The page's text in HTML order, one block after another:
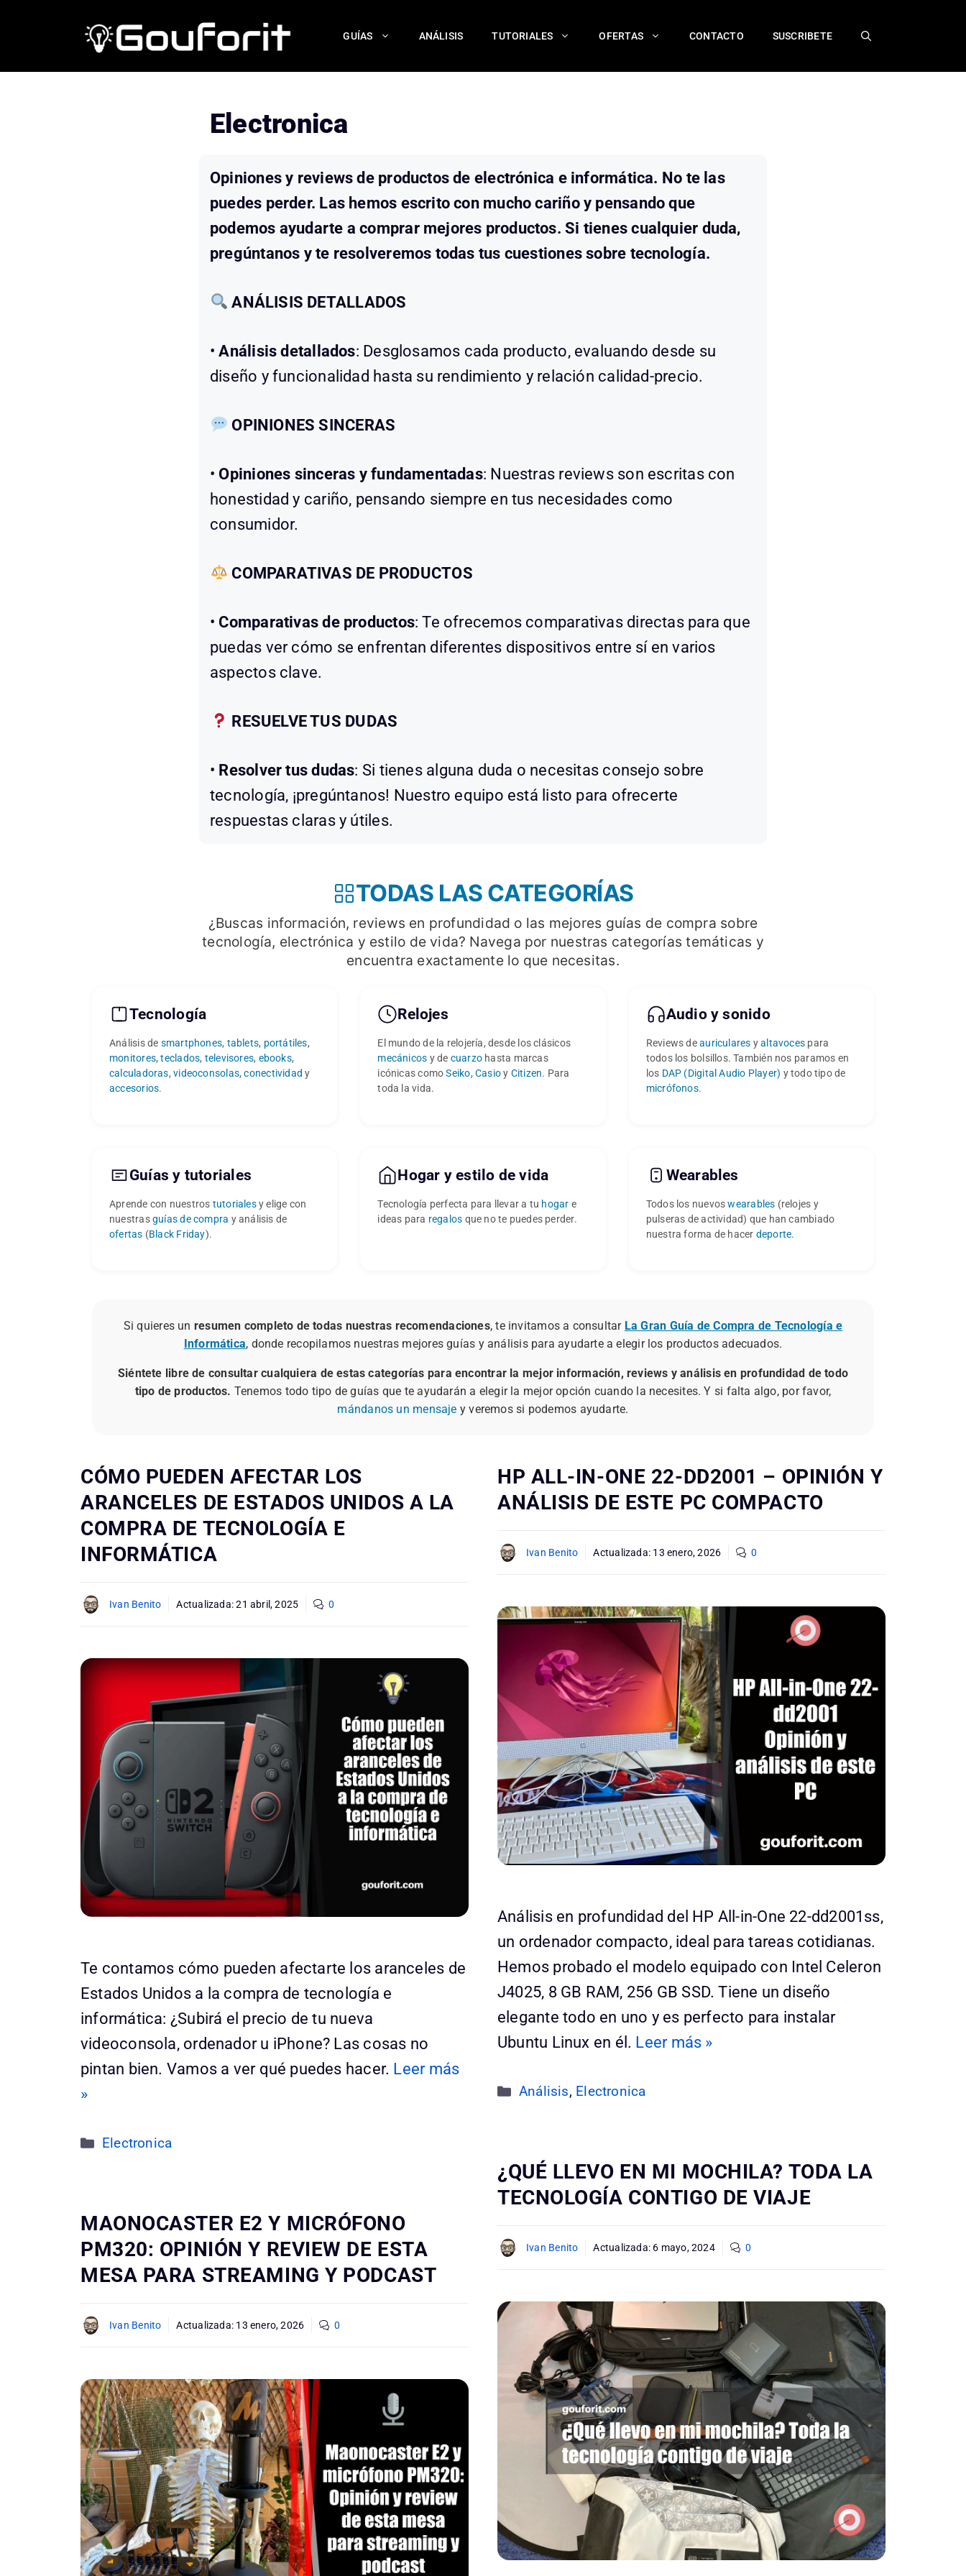
GUÍAS ANÁLISIS TUTORIALES OFERTAS CONTACTO SUSCRIBETE
Electronica
Opiniones y reviews de productos de electrónica e informática. No te las
puedes perder. Las hemos escrito con mucho cariño y pensando que
podemos ayudarte a comprar mejores productos. Si tienes cualquier duda,
pregúntanos y te resolveremos todas tus cuestiones sobre tecnología.
ANÁLISIS DETALLADOS
•Análisis detallados: Desglosamos cada producto, evaluando desde su
diseño y funcionalidad hasta su rendimiento y relación calidad-precio.
OPINIONES SINCERAS
• Opiniones sinceras y fundamentadas: Nuestras reviews son escritas con
honestidad y cariño, pensando siempre en tus necesidades como
consumidor.
COMPARATIVAS DE PRODUCTOS
• Comparativas de productos: Te ofrecemos comparativas directas para que
puedas ver cómo se enfrentan diferentes dispositivos entre sí en varios
aspectos clave.
RESUELVE TUS DUDAS
• Resolver tus dudas: Si tienes alguna duda o necesitas consejo sobre
tecnología, ¡pregúntanos! Nuestro equipo está listo para ofrecerte
respuestas claras y útiles.
TODAS LAS CATEGORÍAS
¿Buscas información, reviews en profundidad o las mejores guías de compra sobre
tecnología, electrónica y estilo de vida? Navega por nuestras categorías temáticas y
encuentra exactamente lo que necesitas.
Tecnología
Análisis de smartphones, tablets, portátiles,
monitores,teclados, televisores, ebooks,
calculadoras,videoconsolas,conectividad y
accesorios.
Relojes
El mundo de la relojería, desde los clásicos
mecánicos y de cuarzohasta marcas
icónicas comoSeiko, Casioy Citizen. Para
toda la vida.
Audio y sonido
Reviews deauriculares yaltavoces para
todos los bolsillos. También nos paramos en
los DAP (Digital Audio Player) y todo tipo de
micrófonos.
Guías y tutoriales
Aprende con nuestros tutorialesy elige con
nuestrasguías de compra y análisis de
ofertas (Black Friday).
Hogar y estilo de vida
Tecnología perfecta para llevar a tu hogar e
ideas para regalos que no te puedes perder.
Wearables
Todos los nuevoswearables (relojes y
pulseras de actividad) que han cambiado
nuestra forma de hacer deporte.
Si quieres un resumen completo de todas nuestras recomendaciones, te invitamos a consultar La Gran Guía de Compra de Tecnología e
Informática, donde recopilamos nuestras mejores guías y análisis para ayudarte a elegir los productos adecuados.
Siéntete libre de consultar cualquiera de estas categorías para encontrar la mejor información, reviews y análisis en profundidad de todo
tipo de productos. Tenemos todo tipo de guías que te ayudarán a elegir la mejor opción cuando la necesites. Y si falta algo, por favor,
mándanos un mensaje y veremos si podemos ayudarte.
CÓMO PUEDEN AFECTAR LOS
ARANCELES DE ESTADOS UNIDOS A LA
COMPRA DE TECNOLOGÍA E
INFORMÁTICA
Ivan Benito Actualizada:21 abril, 2025 0
Te contamos cómo pueden afectarte los aranceles de
Estados Unidos a la compra de tecnología e
informática: ¿Subirá el precio de tu nueva
videoconsola, ordenador u iPhone? Las cosas no
pintan bien. Vamos a ver qué puedes hacer. Leer más
»
Categorías
Electronica
HP ALL-IN-ONE 22-DD2001 – OPINIÓN Y
ANÁLISIS DE ESTE PC COMPACTO
Ivan Benito Actualizada: 13 enero, 2026 0
Análisis en profundidad del HP All-in-One 22-dd2001ss,
un ordenador compacto, ideal para tareas cotidianas.
Hemos probado el modelo equipado con Intel Celeron
J4025, 8 GB RAM, 256 GB SSD. Tiene un diseño
elegante todo en uno y es perfecto para instalar
Ubuntu Linux en él. Leer más »
Categorías
Análisis, Electronica
¿QUÉ LLEVO EN MI MOCHILA? TODA LA
TECNOLOGÍA CONTIGO DE VIAJE
Ivan Benito Actualizada: 6 mayo, 2024 0
MAONOCASTER E2 Y MICRÓFONO
PM320: OPINIÓN Y REVIEW DE ESTA
MESA PARA STREAMING Y PODCAST
Ivan Benito Actualizada: 13 enero, 2026 0